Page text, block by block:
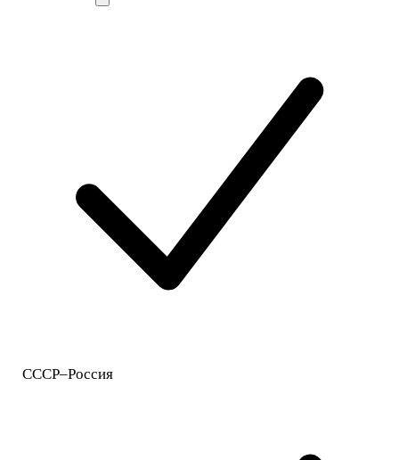
СССР–Россия